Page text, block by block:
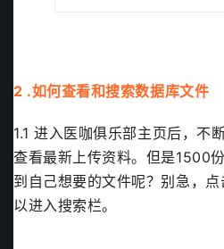
2 .如何查看和搜索数据库文件
1.1 进入医咖俱乐部主页后，不
查看最新上传资料。但是1500
到自己想要的文件呢？别急，
以进入搜索栏。